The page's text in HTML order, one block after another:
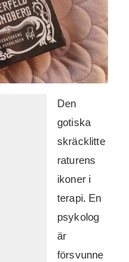
Den
gotiska
skräcklitte
raturens
ikoner i
terapi. En
psykolog
är
försvunne